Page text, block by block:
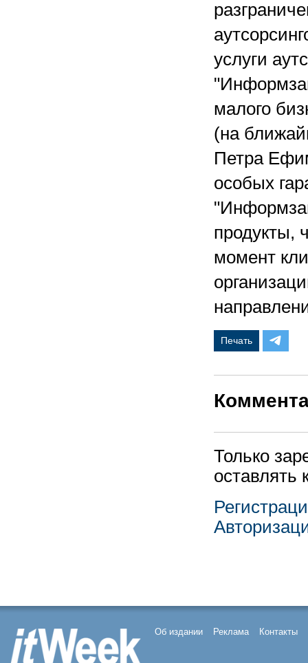
услуги
малого
(на
Петра
особых
продукты,
момент
Печать
Только
оставлять
Об издании Реклама Контакты